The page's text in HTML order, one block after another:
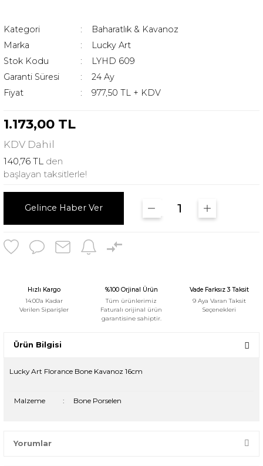
Kategori
Baharatlık & Kavanoz
Marka
Lucky Art
Stok Kodu
LYHD 609
Garanti Süresi
24 Ay
Fiyat
977,50 TL + KDV
1.173,00 TL
KDV Dahil
140,76 TL den
başlayan taksitlerle!
Gelince Haber Ver
Hızlı Kargo
14:00'a Kadar
Verilen Siparişler
%100 Orjinal Ürün
Tüm ürünlerimiz
Faturalı orijinal ürün
garantisine sahiptir.
Vade Farksız 3 Taksit
9 Aya Varan Taksit
Seçenekleri
Ürün Bilgisi
Lucky Art Florance Bone Kavanoz 16cm
Malzeme : Bone Porselen
Yorumlar